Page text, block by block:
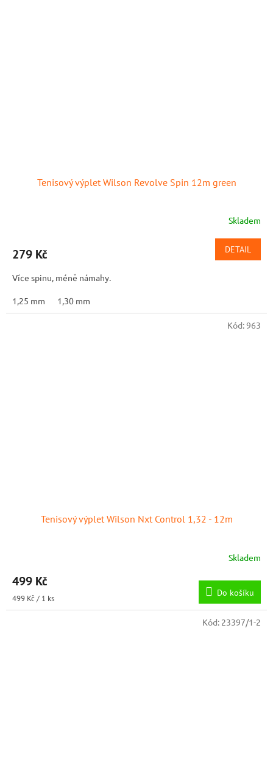
Tenisový výplet Wilson Revolve Spin 12m green
Skladem
279 Kč DETAIL
Více spinu, méně námahy.
1,25 mm 1,30 mm
Tenisový výplet Wilson Nxt Control 1,32 - 12m
Skladem
499 Kč
Měrná
cena:
499 Kč / 1 ks
Do košíku
Kód:963
Kód: 23397/1-2